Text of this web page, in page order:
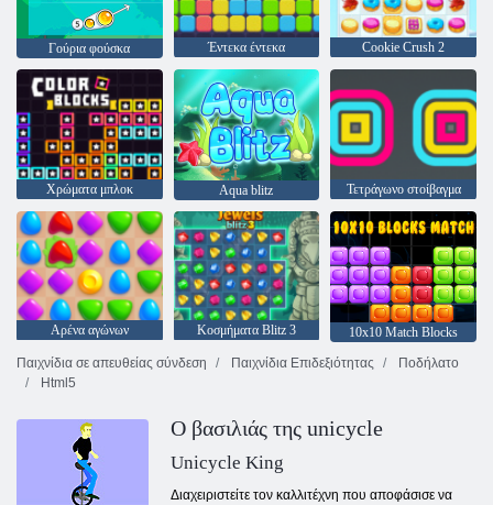
Γούρια φούσκα Έντεκα έντεκα Cookie Crush 2
Χρώματα μπλοκ Aqua blitz Τετράγωνο στοίβαγμα
Αρένα αγώνων Κοσμήματα Blitz 3
10x10 Match Blocks
Παιχνίδια σε απευθείας σύνδεση
Παιχνίδια Επιδεξιότητας
Ποδήλατο
Html5
Ο βασιλιάς της unicycle
Unicycle King
Διαχειριστείτε τον καλλιτέχνη που αποφάσισε να